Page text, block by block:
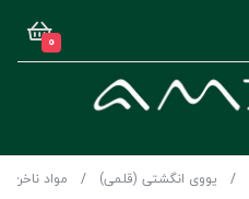
0
یووی انگشتی (قلمی) مواد ناخن